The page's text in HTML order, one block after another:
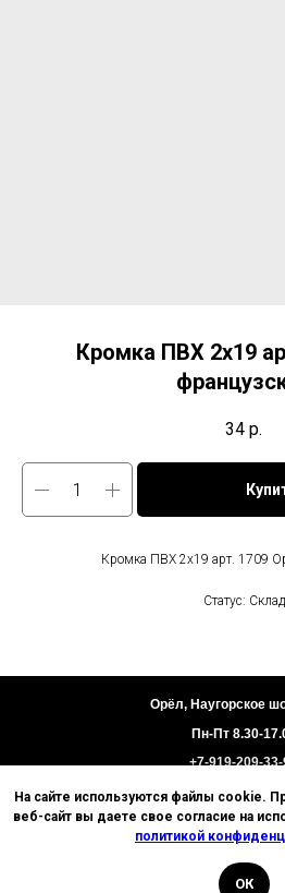
Кромка ПВХ 2х19
34 р.
Кромка ПВХ 2х19 арт. 1709
Статус: Склад
На сайте используются файлы cookie.
веб-сайт вы даете свое согласие на
политикой
ОК
Политика
Пользовательское
Орёл, Наугорское
Пн-Пт 8.30-
+7-919-209-